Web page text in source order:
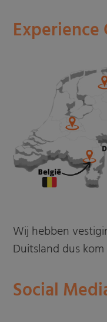
Experience
Wij hebben
Duitsland dus
Social